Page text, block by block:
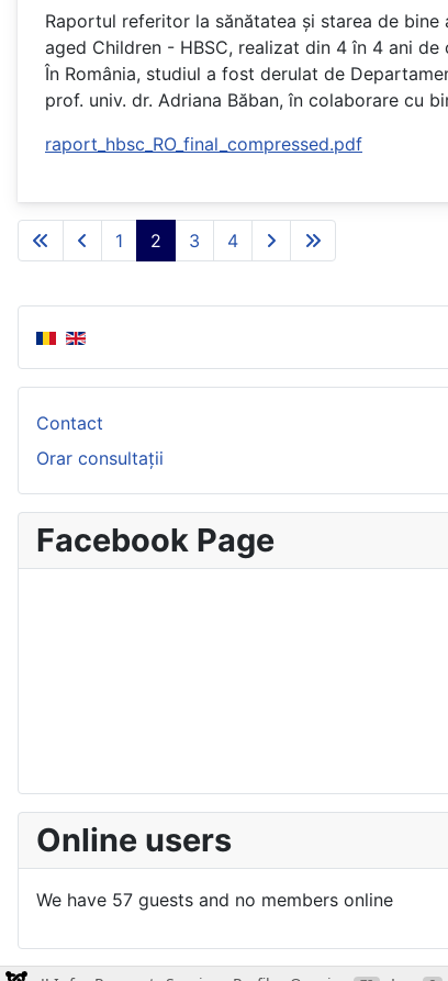
Raportul referitor la sănătatea și starea de
aged Children - HBSC, realizat din 4 în 4 ani
În România, studiul a fost derulat de
prof. univ. dr. Adriana Băban, în colaborare cu
raport_hbsc_RO_final_compressed.pdf
1 2 3 4
Contact
Orar consultații
Facebook Page
Online users
We have 57 guests and no members online